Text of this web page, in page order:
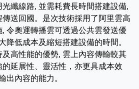
纖線路, 並需耗費長時間搭建設備,
送回國。是次技術採用了阿里雲高
令奧運轉播雲可透過公共雲發送優
降低成本及縮短搭建設備的時間。
高性能的優勢, 雲上內容傳輸較其
延展性、靈活性，亦更具成本效
出內容的能力。